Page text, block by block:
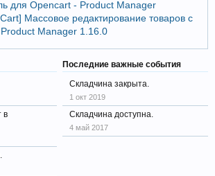
для Opencart - Product Manager
Массовое редактирование товаров с
Manager 1.16.0
в
Последние важные события
Складчина закрыта.
1 окт 2019
Складчина доступна.
4 май 2017